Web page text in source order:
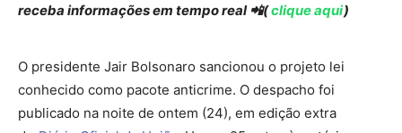
receba informações em tempo real 📲(clique aqui)
O presidente Jair Bolsonaro sancionou o projeto lei
conhecido como pacote anticrime. O despacho foi
publicado na noite de ontem (24), em edição extra